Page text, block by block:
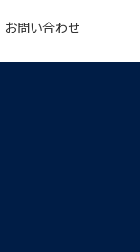
お問い合わせ